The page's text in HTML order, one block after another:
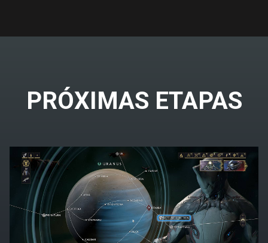
PRÓXIMAS ETAPAS